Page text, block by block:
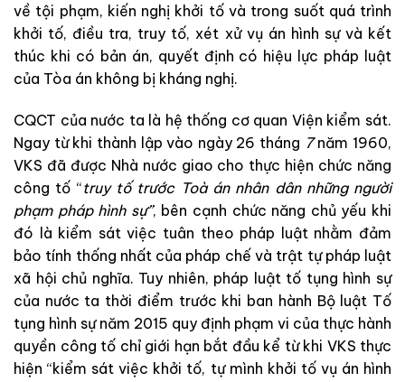
về tội phạm, kiến nghị khởi tố và trong suốt quá trình
khởi tố, điều tra, truy tố,xét xử vụ án hình sự và kết
thúc khi có bản án, quyết định có hiệu lực pháp luật
của Tòa án không bị kháng nghị.
CQCT của nước ta là hệ thống cơ quan Viện kiểm sát.
Ngay từ khi thành lậpvào ngày 26 tháng 7năm1960,
VKS đã được Nhà nước giao cho thực hiện chức năng
công tố “truy tố trước Toà án nhân dân những người
phạm pháp hình sự”, bên cạnh chức năng chủ yếu khi
đó là kiểm sátviệc tuân theo pháp luật nhằm đảm
bảo tính thống nhất của pháp chế và trật tự pháp luật
xã hội chủ nghĩa. Tuy nhiên, pháp luật tố tụng hình sự
của nước ta thời điểm trước khi ban hành Bộ luật Tố
tụng hình sự năm 2015 quy định phạm vi của thực hành
quyền công tố chỉ giới hạn bắt đầu kể từ khi VKS thực
hiện“kiểm sátviệc khởi tố, tự mình khởi tố vụ án hình